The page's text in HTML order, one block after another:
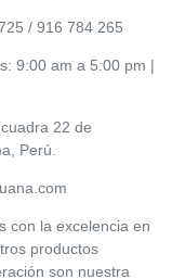
/ 916 784 265
9:00 am a 5:00 pm |
22 de
Perú.
con la excelencia en
productos
son nuestra